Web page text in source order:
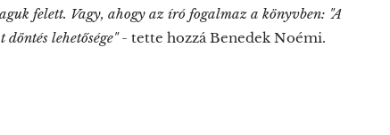
felett. Vagy, ahogy az író fogalmaz a könyvben: "A
lehetősége"- tette hozzá Benedek Noémi.